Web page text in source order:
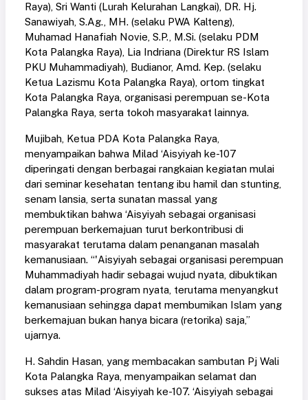
Raya), Sri Wanti (Lurah Kelurahan Langkai), DR. Hj.
Sanawiyah, S.Ag., MH. (selaku PWA Kalteng),
Muhamad Hanafiah Novie, S.P., M.Si. (selaku PDM
Kota Palangka Raya), Lia Indriana (Direktur RS Islam
PKU Muhammadiyah), Budianor, Amd. Kep. (selaku
Ketua Lazismu Kota Palangka Raya), ortom tingkat
Kota Palangka Raya, organisasi perempuan se-Kota
Palangka Raya, serta tokoh masyarakat lainnya.
Mujibah, Ketua PDA Kota Palangka Raya,
menyampaikan bahwa Milad ‘Aisyiyah ke-107
diperingati dengan berbagai rangkaian kegiatan mulai
dari seminar kesehatan tentang ibu hamil dan stunting,
senam lansia, serta sunatan massal yang
membuktikan bahwa ‘Aisyiyah sebagai organisasi
perempuan berkemajuan turut berkontribusi di
masyarakat terutama dalam penanganan masalah
kemanusiaan. “'Aisyiyah sebagai organisasi perempuan
Muhammadiyah hadir sebagai wujud nyata, dibuktikan
dalam program-program nyata, terutama menyangkut
kemanusiaan sehingga dapat membumikan Islam yang
berkemajuan bukan hanya bicara (retorika) saja,”
ujarnya.
H. Sahdin Hasan, yang membacakan sambutan Pj Wali
Kota Palangka Raya, menyampaikan selamat dan
sukses atas Milad ‘Aisyiyah ke-107. ‘Aisyiyah sebagai